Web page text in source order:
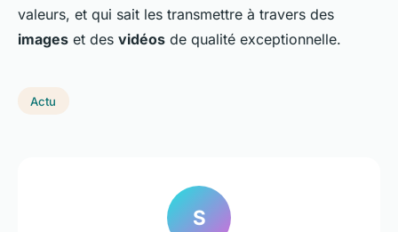
valeurs, et qui sait les transmettre à travers des
images et des vidéos de qualité exceptionnelle.
Actu
S